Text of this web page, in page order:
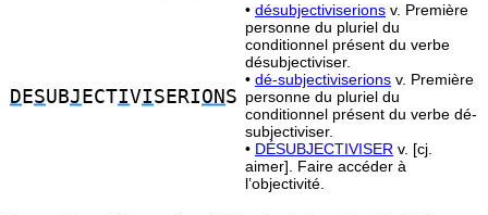
D ESUBJ ECTIVISERION S
• désubjectiviserions v. Première
personne du pluriel du
conditionnel présent du verbe
désubjectiviser.
• dé-subjectiviserions v. Première
personne du pluriel du
conditionnel présent du verbe dé-
subjectiviser.
• DÉSUBJECTIVISER v. [cj.
aimer]. Faire accéder à
l’objectivité.